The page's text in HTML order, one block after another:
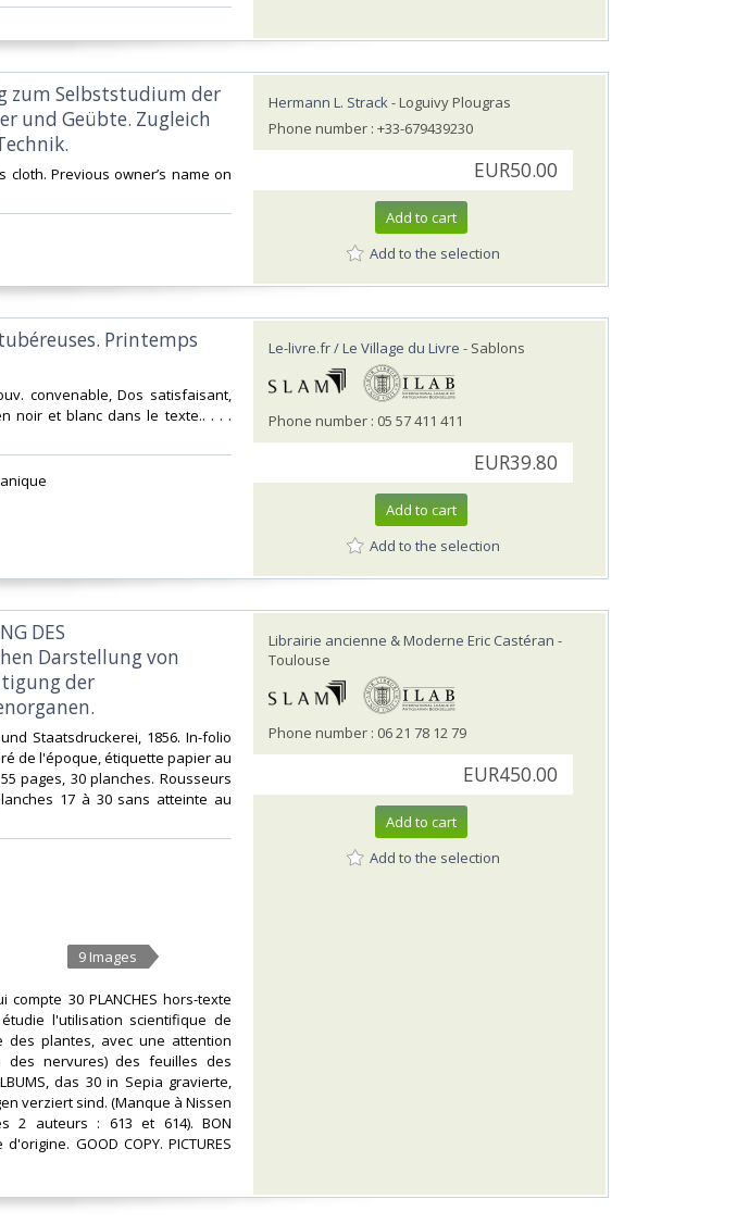
zum Selbststudium der
und Geübte. Zugleich
cloth. Previous owner’s name on
Hermann L. Strack- Loguivy Plougras
Phone number : +33-679439230
EUR50.00
Add to cart
Add to the selection
Printemps
convenable, Dos satisfaisant,
noir et blanc dans le texte.. . . .
Le-livre.fr / Le Village du Livre - Sablons
Phone number : 05 57 411 411
EUR39.80
Add to cart
Add to the selection
DES
Darstellung von
der
Staatsdruckerei, 1856. In-folio
de l'époque, étiquette papier au
pages, 30 planches. Rousseurs
17 à 30 sans atteinte au
9 Images
compte 30 PLANCHES hors-texte
l'utilisation scientifique de
des plantes, avec une attention
des nervures) des feuilles des
das 30 in Sepia gravierte,
verziert sind. (Manque à Nissen
2 auteurs : 613 et 614). BON
GOOD COPY. PICTURES
Librairie ancienne & Moderne Eric Castéran -
Toulouse
Phone number : 06 21 78 12 79
EUR450.00
Add to cart
Add to the selection